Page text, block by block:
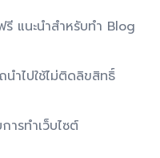
แนะนำสำหรับทำ Blog
ำไปใช้ไม่ติดลิขสิทธิ์
รทําเว็บไซต์